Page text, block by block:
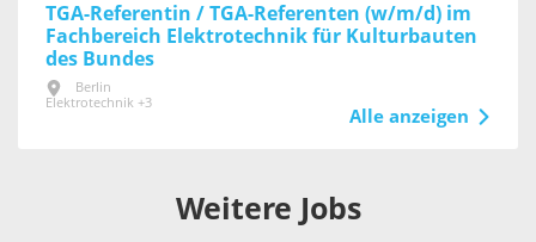
TGA-Referentin / TGA-Referenten (w/m/d) im
Fachbereich Elektrotechnik für Kultur­bauten
des Bundes
Berlin
Elektrotechnik +3
Alle anzeigen
Weitere Jobs